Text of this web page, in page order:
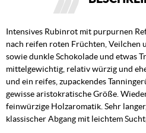
Intensives Rubinrot mit purpurnen
nach reifen roten Früchten, Veilchen
sowie dunkle Schokolade und etwas
mittelgewichtig, relativ würzig und
und ein reifes, zupackendes
gewisse aristokratische Größe.
feinwürzige Holzaromatik. Sehr
klassischer Abgang mit leichtem